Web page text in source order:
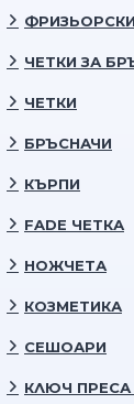
ЧЕТКИ ЗА
ЧЕТКИ
БРЪСНАЧИ
КЪРПИ
FADE ЧЕТКА
НОЖЧЕТА
КОЗМЕТИКА
СЕШОАРИ
КЛЮЧ ПРЕСА